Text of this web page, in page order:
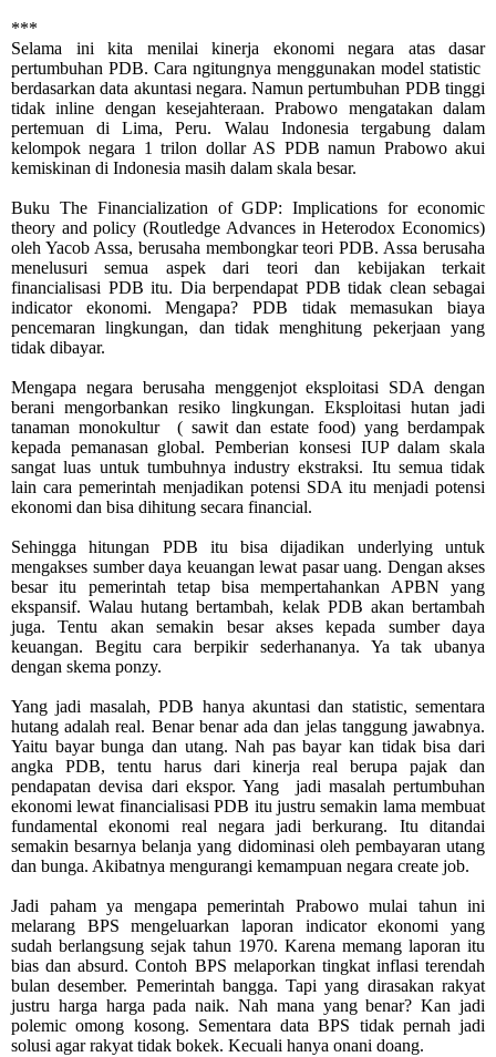
***
Selama ini kita menilai kinerja ekonomi negara atas dasar
pertumbuhan PDB. Cara ngitungnya menggunakan model statistic
berdasarkan data akuntasi negara. Namun pertumbuhan PDB tinggi
tidak inline dengan kesejahteraan. Prabowo mengatakan dalam
pertemuan di Lima, Peru. Walau Indonesia tergabung dalam
kelompok negara 1 trilon dollar AS PDB namun Prabowo akui
kemiskinan di Indonesia masih dalam skala besar.
Buku The Financialization of GDP: Implications for economic
theory and policy (Routledge Advances in Heterodox Economics)
oleh Yacob Assa, berusaha membongkar teori PDB. Assa berusaha
menelusuri semua aspek dari teori dan kebijakan terkait
financialisasi PDB itu. Dia berpendapat PDB tidak clean sebagai
indicator ekonomi. Mengapa? PDB tidak memasukan biaya
pencemaran lingkungan, dan tidak menghitung pekerjaan yang
tidak dibayar.
Mengapa negara berusaha menggenjot eksploitasi SDA dengan
berani mengorbankan resiko lingkungan. Eksploitasi hutan jadi
tanaman monokultur
( sawit dan estate food) yang berdampak
kepada pemanasan global. Pemberian konsesi IUP dalam skala
sangat luas untuk tumbuhnya industry ekstraksi. Itu semua tidak
lain cara pemerintah menjadikan potensi SDA itu menjadi potensi
ekonomi dan bisa dihitung secara financial.
Sehingga hitungan PDB itu bisa dijadikan underlying untuk
mengakses sumber daya keuangan lewat pasar uang. Dengan akses
besar itu pemerintah tetap bisa mempertahankan APBN yang
ekspansif. Walau hutang bertambah, kelak PDB akan bertambah
juga. Tentu akan semakin besar akses kepada sumber daya
keuangan. Begitu cara berpikir sederhananya. Ya tak ubanya
dengan skema ponzy.
Yang jadi masalah, PDB hanya akuntasi dan statistic, sementara
hutang adalah real. Benar benar ada dan jelas tanggung jawabnya.
Yaitu bayar bunga dan utang. Nah pas bayar kan tidak bisa dari
angka PDB, tentu harus dari kinerja real berupa pajak dan
pendapatan devisa dari ekspor. Yang
jadi masalah pertumbuhan
ekonomi lewat financialisasi PDB itu justru semakin lama membuat
fundamental ekonomi real negara jadi berkurang. Itu ditandai
semakin besarnya belanja yang didominasi oleh pembayaran utang
dan bunga. Akibatnya mengurangi kemampuan negara create job.
Jadi paham ya mengapa pemerintah Prabowo mulai tahun ini
melarang BPS mengeluarkan laporan indicator ekonomi yang
sudah berlangsung sejak tahun 1970. Karena memang laporan itu
bias dan absurd. Contoh BPS melaporkan tingkat inflasi terendah
bulan desember. Pemerintah bangga. Tapi yang dirasakan rakyat
justru harga harga pada naik. Nah mana yang benar? Kan jadi
polemic omong kosong. Sementara data BPS tidak pernah jadi
solusi agar rakyat tidak bokek. Kecuali hanya onani doang.